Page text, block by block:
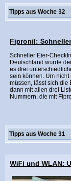
Tipps aus Woche 32
Fipronil:
Schneller Eier-
Deutschland wurde
es drei
sein können. Um
müssen, lässt sich die
dann mit allen drei
Nummern, die mit
Tipps aus Woche 31
WiFi und WLAN: